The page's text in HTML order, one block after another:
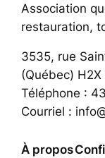
Association
restauration,
3535, rue
(Québec) H2X
Téléphone :
Courriel :
À propos